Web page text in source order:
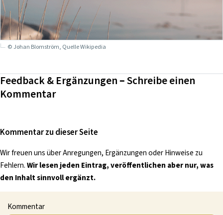
© Johan Blomström, Quelle Wikipedia
Feedback & Ergänzungen – Schreibe einen
Kommentar
Kommentar zu dieser Seite
Wir freuen uns über Anregungen, Ergänzungen oder Hinweise zu
Fehlern.Wir lesen jeden Eintrag, veröffentlichen aber nur, was
den Inhalt sinnvoll ergänzt.
Kommentar